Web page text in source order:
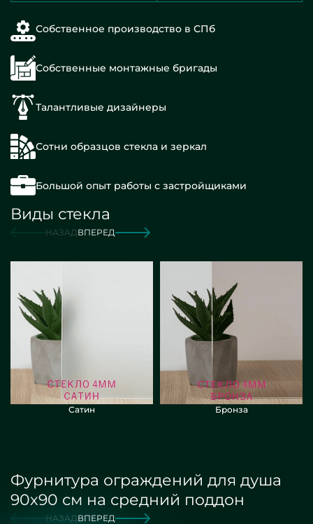
Собственное производство в СПб
Собственные монтажные бригады
Талантливые дизайнеры
Сотни образцов стекла и зеркал
Большой опыт работы с застройщиками
Виды стекла
НАЗАДВПЕРЕД
Сатин Бронза
Фурнитура ограждений для душа
90х90 см на средний поддон
НАЗАДВПЕРЕД